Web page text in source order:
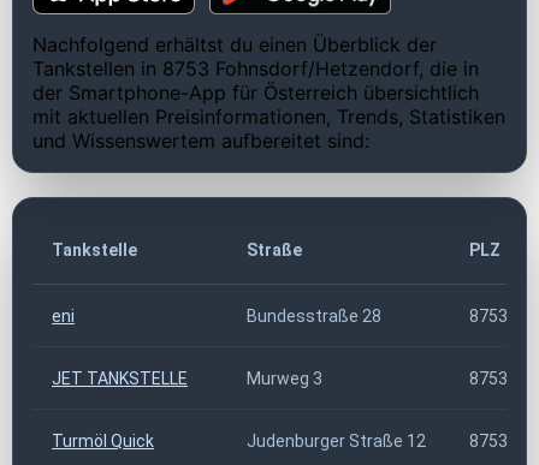
Nachfolgend erhältst du einen Überblick der
Tankstellen in 8753 Fohnsdorf/Hetzendorf, die in
der Smartphone-App für Österreich übersichtlich
mit aktuellen Preisinformationen, Trends, Statistiken
und Wissenswertem aufbereitet sind:
Tankstelle Straße PLZ
eni Bundesstraße 28 8753
JET TANKSTELLE Murweg 3 8753
Turmöl Quick Judenburger Straße 12 8753